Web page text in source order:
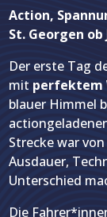
Action,
St. Georgen
Der erste Tag
mit perfektem
blauer Himmel
Strecke war
Ausdauer,
Unterschied
Die